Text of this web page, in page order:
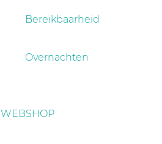
Bereikbaarheid
Overnachten
WEBSHOP